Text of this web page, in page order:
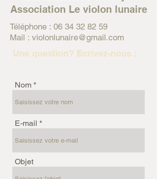
Association Le violon lunaire
Téléphone : 06 34 32 82 59
Mail : violonlunaire@gmail.com
Une question? Ecrivez-nous :
Nom
E-mail
Objet